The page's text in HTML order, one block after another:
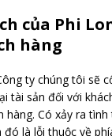
của Phi
hàng
ty chúng tôi sẽ
tài sản đối với
hàng. Có xảy ra
là lỗi thuộc về